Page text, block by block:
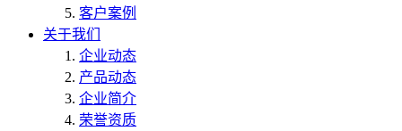
客户案例
关于我们
企业动态
产品动态
企业简介
荣誉资质